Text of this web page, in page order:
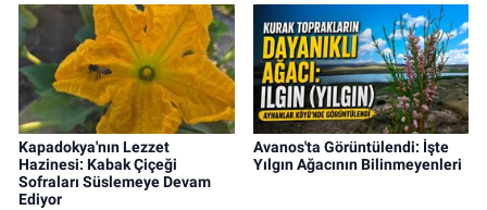
Kapadokya'nın Lezzet
Hazinesi: Kabak Çiçeği
Sofraları Süslemeye Devam
Ediyor
Avanos'ta Görüntülendi: İşte
Yılgın Ağacının Bilinmeyenleri